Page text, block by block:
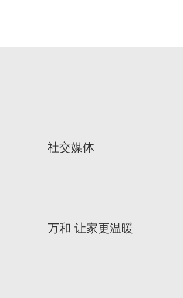
社交媒体
万和 让家更温暖